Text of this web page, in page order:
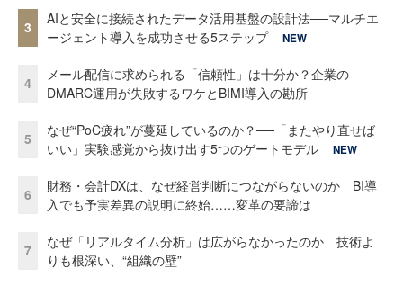
3
AIと安全に接続されたデータ活用基盤の設計法──マルチエ
ージェント導入を成功させる5ステップ
NEW
4
メール配信に求められる「信頼性」は十分か？企業の
DMARC運用が失敗するワケとBIMI導入の勘所
5
なぜ“PoC疲れ”が蔓延しているのか？──「またやり直せば
いい」実験感覚から抜け出す5つのゲートモデル
NEW
6
財務・会計DXは、なぜ経営判断につながらないのか BI導
入でも予実差異の説明に終始……変革の要諦は
7
なぜ「リアルタイム分析」は広がらなかったのか 技術よ
りも根深い、“組織の壁”